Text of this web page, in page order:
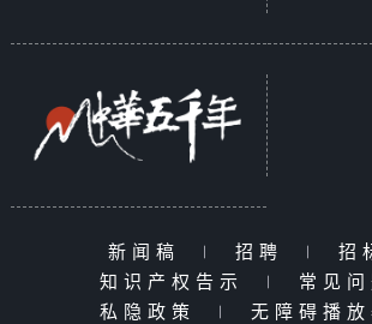
新闻稿 | 招聘 | 招
知识产权告示
| 常见
私隐政策
| 无障碍播